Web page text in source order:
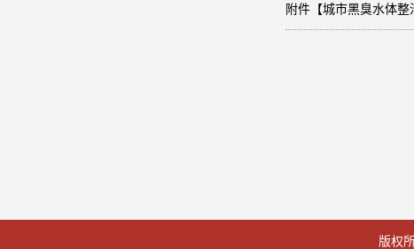
附件【城市黑臭水体整
版权